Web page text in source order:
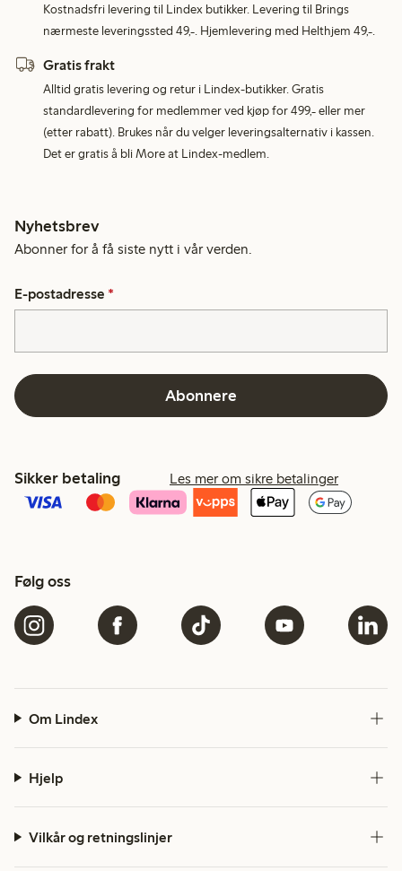
Kostnadsfri levering til Lindex butikker. Levering til Brings
nærmeste leveringssted 49,-. Hjemlevering med Helthjem 49,-.
Gratis frakt
Alltid gratis levering og retur i Lindex-butikker. Gratis
standardlevering for medlemmer ved kjøp for 499,- eller mer
(etter rabatt). Brukes når du velger leveringsalternativ i kassen.
Det er gratis å bli More at Lindex-medlem.
Nyhetsbrev
Abonner for å få siste nytt i vår verden.
E-postadresse *
Abonnere
Sikker betaling Les mer om sikre betalinger
Følg oss
Om Lindex
Hjelp
Vilkår og retningslinjer